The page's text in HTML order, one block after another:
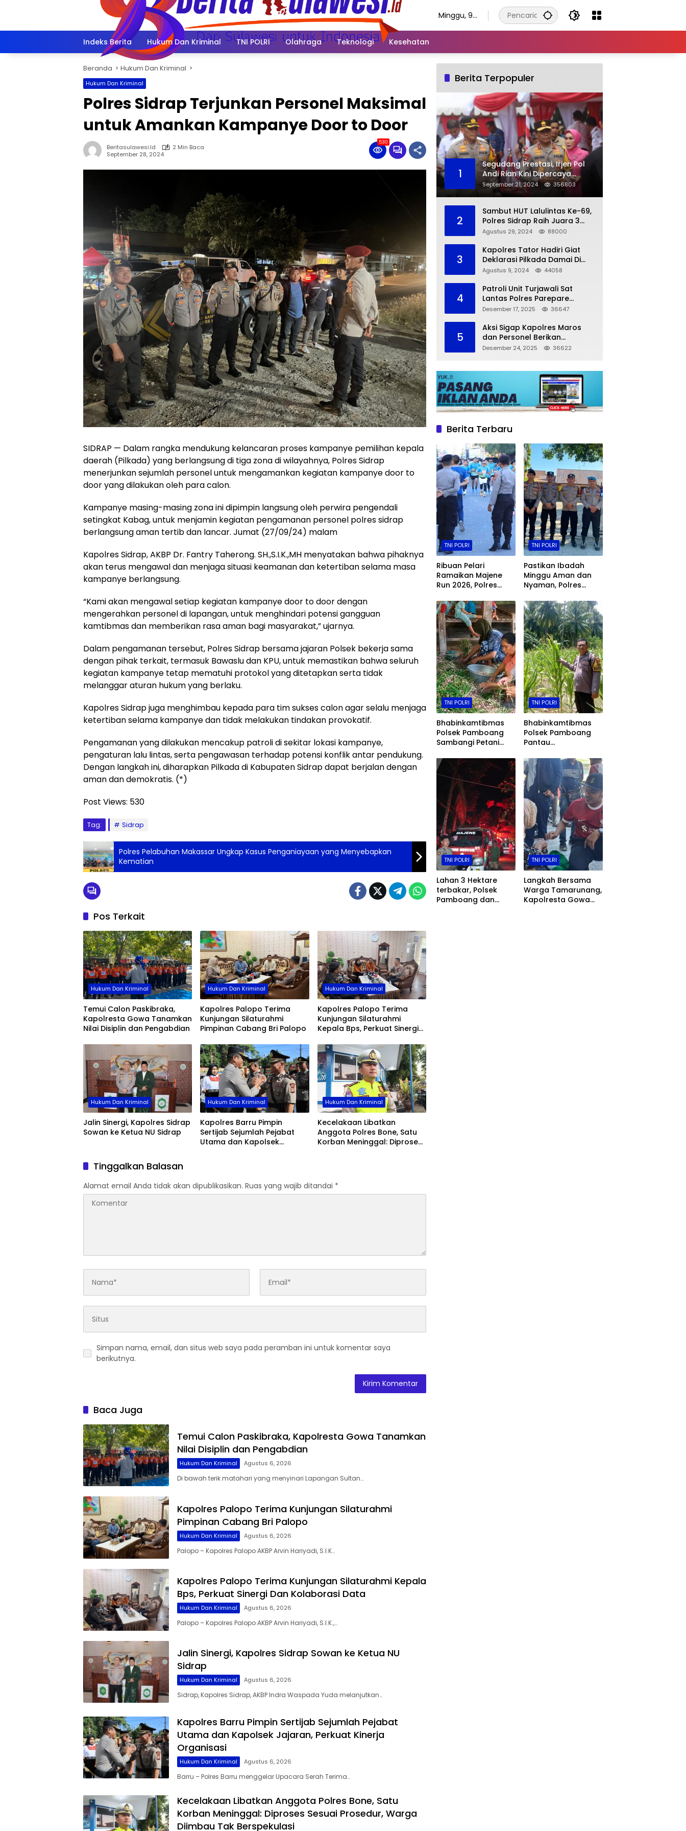
Minggu, 9
Indeks Berita Hukum Dan Kriminal TNI POLRI Olahraga Teknologi Kesehatan
Beranda Hukum Dan Kriminal
Hukum Dan Kriminal
Polres Sidrap Terjunkan Personel Maksimal
untuk Amankan Kampanye Door to Door
Beritasulawesi.id
2 Min Baca
September 28, 2024
530
SIDRAP — Dalam rangka mendukung kelancaran proses kampanye pemilihan kepala
daerah (Pilkada) yang berlangsung di tiga zona di wilayahnya, Polres Sidrap
menerjunkan sejumlah personel untuk mengamankan kegiatan kampanye door to
door yang dilakukan oleh para calon.
Kampanye masing-masing zona ini dipimpin langsung oleh perwira pengendali
setingkat Kabag, untuk menjamin kegiatan pengamanan personel polres sidrap
berlangsung aman tertib dan lancar. Jumat (27/09/24) malam
Kapolres Sidrap, AKBP Dr. Fantry Taherong. SH.,S.I.K.,MH menyatakan bahwa pihaknya
akan terus mengawal dan menjaga situasi keamanan dan ketertiban selama masa
kampanye berlangsung.
“Kami akan mengawal setiap kegiatan kampanye door to door dengan
mengerahkan personel di lapangan, untuk menghindari potensi gangguan
kamtibmas dan memberikan rasa aman bagi masyarakat,” ujarnya.
Dalam pengamanan tersebut, Polres Sidrap bersama jajaran Polsek bekerja sama
dengan pihak terkait, termasuk Bawaslu dan KPU, untuk memastikan bahwa seluruh
kegiatan kampanye tetap mematuhi protokol yang ditetapkan serta tidak
melanggar aturan hukum yang berlaku.
Kapolres Sidrap juga menghimbau kepada para tim sukses calon agar selalu menjaga
ketertiban selama kampanye dan tidak melakukan tindakan provokatif.
Pengamanan yang dilakukan mencakup patroli di sekitar lokasi kampanye,
pengaturan lalu lintas, serta pengawasan terhadap potensi konflik antar pendukung.
Dengan langkah ini, diharapkan Pilkada di Kabupaten Sidrap dapat berjalan dengan
aman dan demokratis. (*)
Post Views: 530
Tag: Sidrap
Polres Pelabuhan Makassar Ungkap Kasus Penganiayaan yang Menyebapkan
Kematian
Pos Terkait
Hukum Dan Kriminal
Temui Calon Paskibraka,
Kapolresta Gowa Tanamkan
Nilai Disiplin dan Pengabdian
Hukum Dan Kriminal
Kapolres Palopo Terima
Kunjungan Silaturahmi
Pimpinan Cabang Bri Palopo
Hukum Dan Kriminal
Kapolres Palopo Terima
Kunjungan Silaturahmi
Kepala Bps, Perkuat Sinergi
Hukum Dan Kriminal
Jalin Sinergi, Kapolres Sidrap
Sowan ke Ketua NU Sidrap
Hukum Dan Kriminal
Kapolres Barru Pimpin
Sertijab Sejumlah Pejabat
Utama dan Kapolsek
Hukum Dan Kriminal
Kecelakaan Libatkan
Anggota Polres Bone, Satu
Korban Meninggal: Diproses
Tinggalkan Balasan
Alamat email Anda tidak akan dipublikasikan. Ruas yang wajib ditandai *
Simpan nama, email, dan situs web saya pada peramban ini untuk komentar saya
berikutnya.
Baca Juga
Temui Calon Paskibraka, Kapolresta Gowa Tanamkan
Nilai Disiplin dan Pengabdian
Hukum Dan Kriminal Agustus 6, 2026
Di bawah terik matahari yang menyinari Lapangan Sultan…
Kapolres Palopo Terima Kunjungan Silaturahmi
Pimpinan Cabang Bri Palopo
Hukum Dan Kriminal Agustus 6, 2026
Palopo – Kapolres Palopo AKBP Arvin Hariyadi, S.I.K…
Kapolres Palopo Terima Kunjungan Silaturahmi Kepala
Bps, Perkuat Sinergi Dan Kolaborasi Data
Hukum Dan Kriminal Agustus 6, 2026
Palopo – Kapolres Palopo AKBP Arvin Hariyadi, S.I.K.,…
Jalin Sinergi, Kapolres Sidrap Sowan ke Ketua NU
Sidrap
Hukum Dan Kriminal Agustus 6, 2026
Sidrap, Kapolres Sidrap, AKBP Indra Waspada Yuda melanjutkan…
Kapolres Barru Pimpin Sertijab Sejumlah Pejabat
Utama dan Kapolsek Jajaran, Perkuat Kinerja
Organisasi
Hukum Dan Kriminal Agustus 6, 2026
Barru – Polres Barru menggelar Upacara Serah Terima…
Kecelakaan Libatkan Anggota Polres Bone, Satu
Korban Meninggal: Diproses Sesuai Prosedur, Warga
Diimbau Tak Berspekulasi
Berita Terpopuler
1
Segudang Prestasi, Irjen Pol
Andi Rian Kini Dipercaya
Jabat Kapolda Ketiga Kalinya
September 21, 2024 356803
2
Sambut HUT Lalulintas Ke-69,
Polres Sidrap Raih Juara 3
dalam Kompetisi Pocil Zona 5
Agustus 29, 2024 88000
3
Kapolres Tator Hadiri Giat
Deklarasi Pilkada Damai Di
Makassar
Agustus 9, 2024 44058
4
Patroli Unit Turjawali Sat
Lantas Polres Parepare
Lakukan Pemantauan Area
Desember 17, 2025 36647
5
Aksi Sigap Kapolres Maros
dan Personel Berikan
Pertolongan Korban
Desember 24, 2025 36622
Berita Terbaru
TNI POLRI
Ribuan Pelari
Ramaikan Majene
Run 2026, Polres
Jalannya Event
TNI POLRI
Pastikan Ibadah
Minggu Aman dan
Nyaman, Polres
Sejumlah Gereja
TNI POLRI
Bhabinkamtibmas
Polsek Pamboang
Sambangi Petani
Merah Jadi Bukti
Nyata Dukungan
Ketahanan Pangan
TNI POLRI
Bhabinkamtibmas
Polsek Pamboang
Pantau
Jagung Manis di
Lamaru, Dukung
Ketahanan Pangan
Warga
TNI POLRI
Lahan 3 Hektare
terbakar, Polsek
Pamboang dan
TNI POLRI
Langkah Bersama
Warga Tamarunang,
Kapolresta Gowa